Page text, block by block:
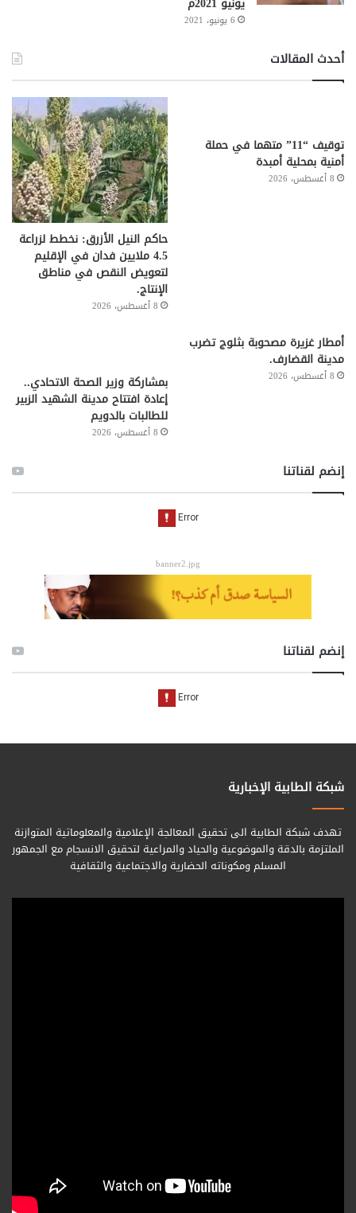
6 يونيو، 2021
أحدث المقالات
توقيف “11” متهما في حملة
أمنية بمحلية أمبدة
8 أغسطس، 2026
حاكم النيل الأزرق: نخطط لزراعة
4.5 ملايين فدان في الإقليم
لتعويض النقص في مناطق
الإنتاج.
8 أغسطس، 2026
أمطار غزيرة مصحوبة بثلوج تضرب
مدينة القضارف.
8 أغسطس، 2026 بمشاركة وزير الصحة الاتحادي..
إعادة افتتاح مدينة الشهيد الزبير
للطالبات بالدويم
8 أغسطس، 2026
إنضم لقناتنا
banner2.jpg
إنضم لقناتنا
شبكة الطابية الإخبارية
تهدف شبكة الطابية الى تحقيق المعالجة الإعلامية والمعلوماتية المتوازنة
الملتزمة بالدقة والموضوعية والحياد والمراعية لتحقيق الانسجام مع الجمهور
المسلم ومكوناته الحضارية والاجتماعية والثقافية